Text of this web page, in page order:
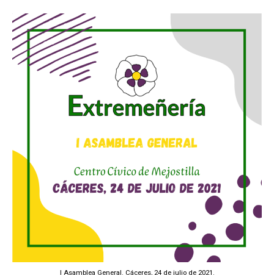
I Asamblea General. Cáceres, 24 de julio de 2021.